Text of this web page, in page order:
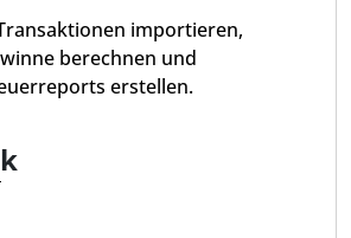
importieren,
berechnen und
erstellen.